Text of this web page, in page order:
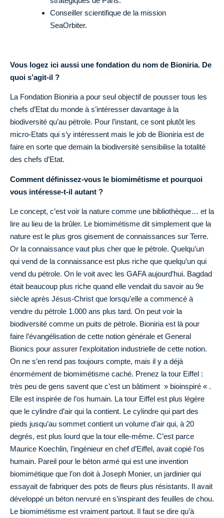
Conseiller scientifique de la mission
SeaOrbiter.
Vous logez ici aussi une fondation du nom de Bioniria. De
quoi s’agit-il ?
La Fondation Bioniria a pour seul objectif de pousser tous les
chefs d’Etat du monde à s’intéresser davantage à la
biodiversité qu’au pétrole. Pour l’instant, ce sont plutôt les
micro-Etats qui s’y intéressent mais le job de Bioniria est de
faire en sorte que demain la biodiversité sensibilise la totalité
des chefs d’Etat.
Comment définissez-vous le biomimétisme et pourquoi
vous intéresse-t-il autant ?
Le concept, c’est voir la nature comme une bibliothèque… et la
lire au lieu de la brûler. Le biomimétisme dit simplement que la
nature est le plus gros gisement de connaissances sur Terre.
Or la connaissance vaut plus cher que le pétrole. Quelqu’un
qui vend de la connaissance est plus riche que quelqu’un qui
vend du pétrole. On le voit avec les GAFA aujourd’hui. Bagdad
était beaucoup plus riche quand elle vendait du savoir au 9e
siècle après Jésus-Christ que lorsqu’elle a commencé à
vendre du pétrole 1.000 ans plus tard. On peut voir la
biodiversité comme un puits de pétrole. Bioniria est là pour
faire l’évangélisation de cette notion générale et General
Bionics pour assurer l’exploitation industrielle de cette notion.
On ne s’en rend pas toujours compte, mais il y a déjà
énormément de biomimétisme caché. Prenez la tour Eiffel :
très peu de gens savent que c’est un bâtiment » bioinspiré « .
Elle est inspirée de l’os humain. La tour Eiffel est plus légère
que le cylindre d’air qui la contient. Le cylindre qui part des
pieds jusqu’au sommet contient un volume d’air qui, à 20
degrés, est plus lourd que la tour elle-même. C’est parce
Maurice Koechlin, l’ingénieur en chef d’Eiffel, avait copié l’os
humain. Pareil pour le béton armé qui est une invention
biomimétique que l’on doit à Joseph Monier, un jardinier qui
essayait de fabriquer des pots de fleurs plus résistants. Il avait
développé un béton nervuré en s’inspirant des feuilles de chou.
Le biomimétisme est vraiment partout. Il faut se dire qu’à